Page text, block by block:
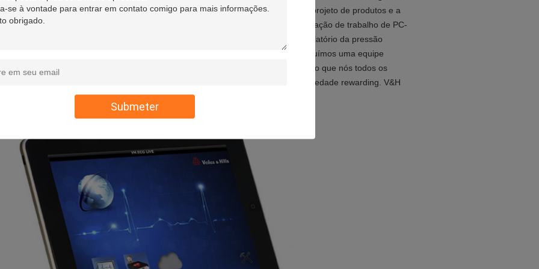
Submeter
para aproximar a borda que vem com a ideia de simplicidade sofisticada no projeto de produtos e a
da gestão no controle da qualidade. V&H é contratado na maior parte na estação de trabalho de PC-
de ECG, em esforço de ECG série do EEG do teste, das Digitas e monitor ambulatório da pressão
O conceito do núcleo de V&H é os trabalhos de equipa em que nós construímos uma equipe
de primeira classe, concebida na colaboração, dedicada à proposição que nós todos os
que trabalham nossos corações para fora para o objetivo em povos e em sociedade rewarding. V&H
se olhar ao futuro com esperança e determinação.